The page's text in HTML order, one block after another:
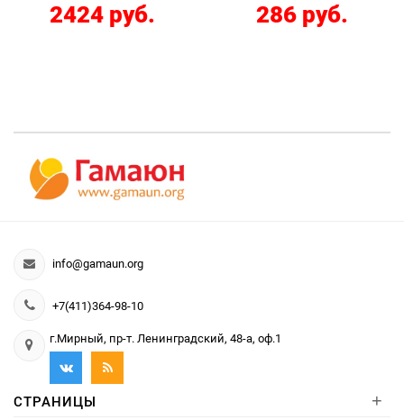
2424 руб. 286 руб.
info@gamaun.org
+7(411)364-98-10
г.Мирный, пр-т. Ленинградский, 48-а, оф.1
СТРАНИЦЫ +